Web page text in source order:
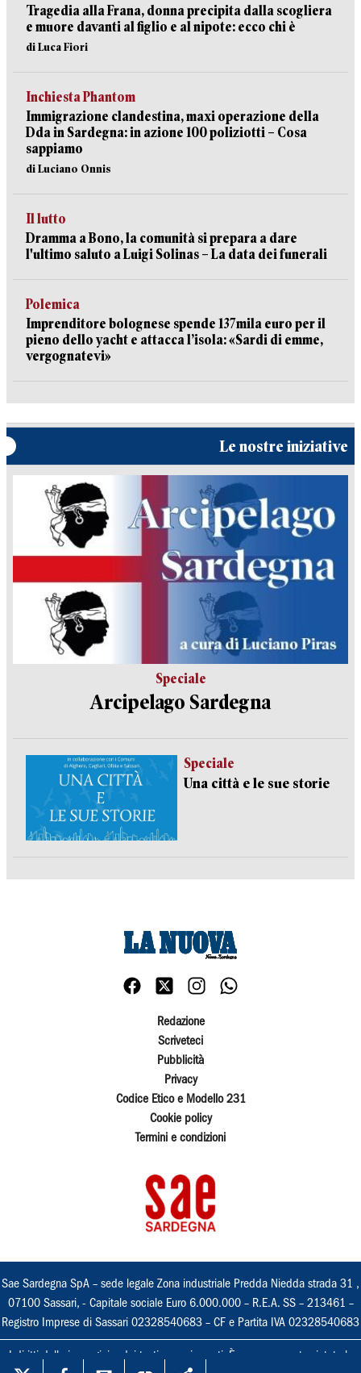
Tragedia alla Frana, donna precipita dalla scogliera
e muore davanti al figlio e al nipote: ecco chi è
di Luca Fiori
Inchiesta Phantom
Immigrazione clandestina, maxi operazione della
Dda in Sardegna: in azione 100 poliziotti – Cosa
sappiamo
di Luciano Onnis
Il lutto
Dramma a Bono, la comunità si prepara a dare
l'ultimo saluto a Luigi Solinas – La data dei funerali
Polemica
Imprenditore bolognese spende 137mila euro per il
pieno dello yacht e attacca l’isola: «Sardi di emme,
vergognatevi»
Le nostre iniziative
Speciale
Arcipelago Sardegna
Speciale
Una città e le sue storie
Redazione
Scriveteci
Pubblicità
Privacy
Codice Etico e Modello 231
Cookie policy
Termini e condizioni
Sae Sardegna SpA – sede legale Zona industriale Predda Niedda strada 31 ,
07100 Sassari, - Capitale sociale Euro 6.000.000 – R.E.A. SS – 213461 –
Registro Imprese di Sassari 02328540683 – CF e Partita IVA 02328540683
I diritti delle immagini e dei testi sono riservati. È espressamente vietata la